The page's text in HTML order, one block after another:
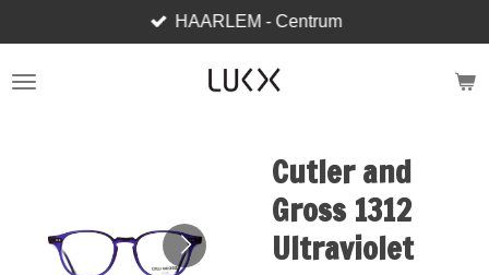
to
main
HAARLEM - Centrum
Cutler and
Gross 1312
Ultraviolet